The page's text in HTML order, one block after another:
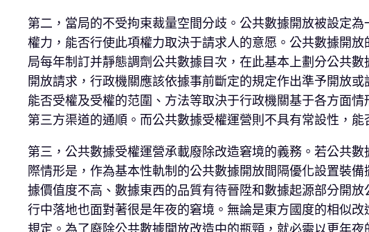
第二，當局的不受拘束裁量空間分歧。公共數據開放被設定
權力，能否行使此項權力取決于請求人的意愿。公共數據開
局每年制訂并靜態調劑公共數據目次，在此基本上劃分公共
開放請求，行政機關應該依據事前斷定的規定作出準予開放
能否受權及受權的范圍、方法等取決于行政機關基于各方面
第三方渠道的通順。而公共數據受權運營則不具有常設性，
第三，公共數據受權運營承載廢除改造窘境的義務。若公共
際情形是，作為基本性軌制的公共數據開放間隔優化設置裝備
據價值度不高、數據東西的品質有待晉陞和數據起源部分開
行中落地也面對著很是年夜的窘境。無論是東方國度的相似
規定。為了廢除公共數據開放改造中的瓶頸，就必需以更年